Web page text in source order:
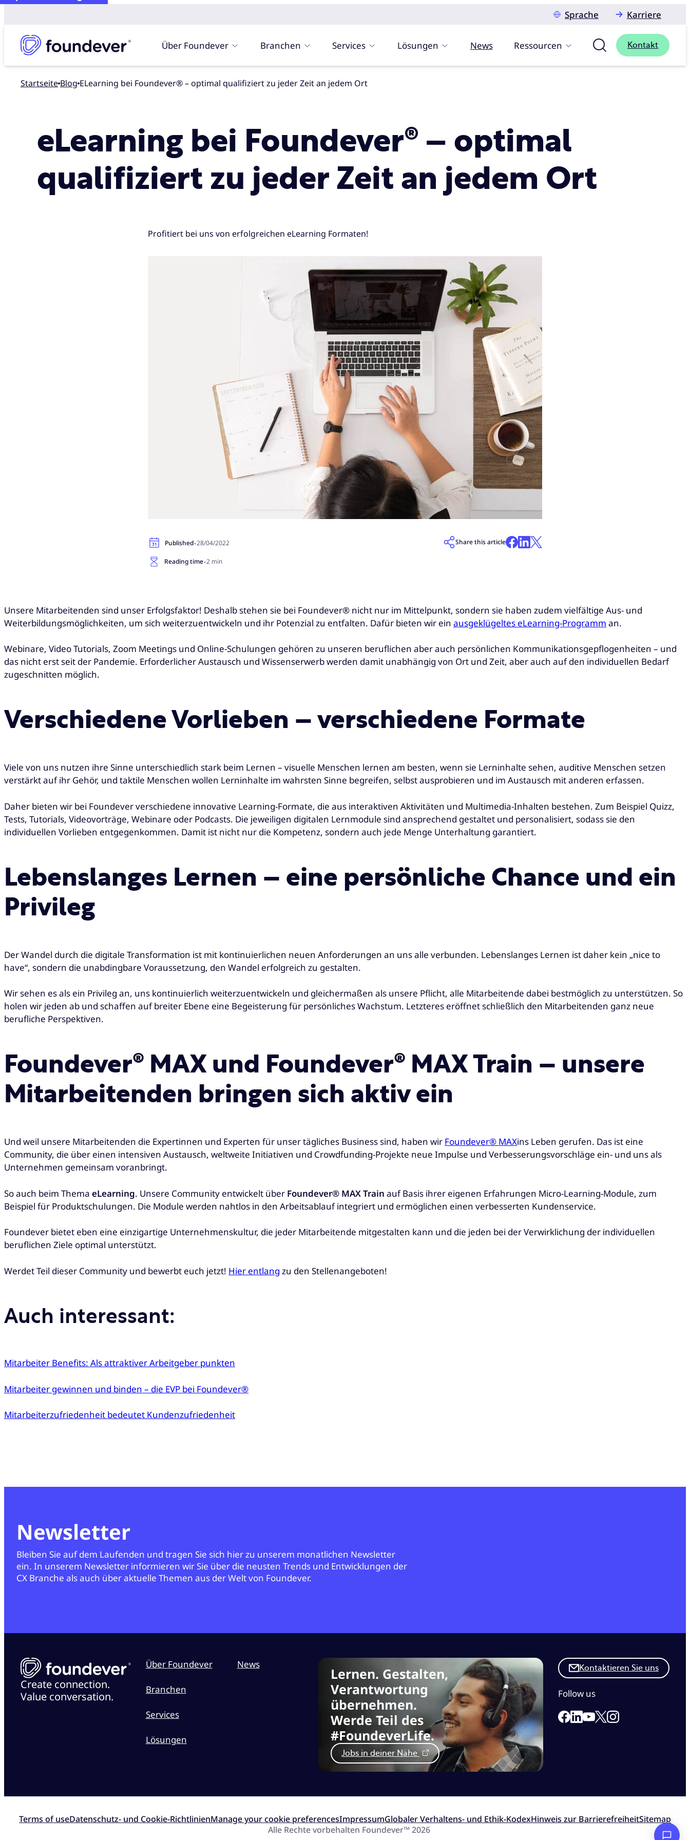
Sprache
Karriere
Über Foundever Branchen Services Lösungen News Ressourcen Kontakt
Startseite blog eLearning bei Foundever® – optimal qualifiziert zu jeder Zeit an jedem Ort
eLearning bei Foundever® – optimal
qualifiziert zu jeder Zeit an jedem Ort
Profitiert bei uns von erfolgreichen eLearning Formaten!
Published·28/04/2022
Reading time·2 min
Share this article
Unsere Mitarbeitenden sind unser Erfolgsfaktor! Deshalb stehen sie bei Foundever® nicht nur im Mittelpunkt, sondern sie haben zudem vielfältige Aus- und
Weiterbildungsmöglichkeiten, um sich weiterzuentwickeln und ihr Potenzial zu entfalten. Dafür bieten wir ein ausgeklügeltes eLearning-Programm an.
Webinare, Video Tutorials, Zoom Meetings und Online-Schulungen gehören zu unseren beruflichen aber auch persönlichen Kommunikationsgepflogenheiten – und
das nicht erst seit der Pandemie. Erforderlicher Austausch und Wissenserwerb werden damit unabhängig von Ort und Zeit, aber auch auf den individuellen Bedarf
zugeschnitten möglich.
Verschiedene Vorlieben – verschiedene Formate
Viele von uns nutzen ihre Sinne unterschiedlich stark beim Lernen – visuelle Menschen lernen am besten, wenn sie Lerninhalte sehen, auditive Menschen setzen
verstärkt auf ihr Gehör, und taktile Menschen wollen Lerninhalte im wahrsten Sinne begreifen, selbst ausprobieren und im Austausch mit anderen erfassen.
Daher bieten wir bei Foundever verschiedene innovative Learning-Formate, die aus interaktiven Aktivitäten und Multimedia-Inhalten bestehen. Zum Beispiel Quizz,
Tests, Tutorials, Videovorträge, Webinare oder Podcasts. Die jeweiligen digitalen Lernmodule sind ansprechend gestaltet und personalisiert, sodass sie den
individuellen Vorlieben entgegenkommen. Damit ist nicht nur die Kompetenz, sondern auch jede Menge Unterhaltung garantiert.
Lebenslanges Lernen – eine persönliche Chance und ein
Privileg
Der Wandel durch die digitale Transformation ist mit kontinuierlichen neuen Anforderungen an uns alle verbunden. Lebenslanges Lernen ist daher kein „nice to
have“, sondern die unabdingbare Voraussetzung, den Wandel erfolgreich zu gestalten.
Wir sehen es als ein Privileg an, uns kontinuierlich weiterzuentwickeln und gleichermaßen als unsere Pflicht, alle Mitarbeitende dabei bestmöglich zu unterstützen. So
holen wir jeden ab und schaffen auf breiter Ebene eine Begeisterung für persönliches Wachstum. Letzteres eröffnet schließlich den Mitarbeitenden ganz neue
berufliche Perspektiven.
Foundever® MAX und Foundever® MAX Train – unsere
Mitarbeitenden bringen sich aktiv ein
Und weil unsere Mitarbeitenden die Expertinnen und Experten für unser tägliches Business sind, haben wir Foundever® MAXins Leben gerufen. Das ist eine
Community, die über einen intensiven Austausch, weltweite Initiativen und Crowdfunding-Projekte neue Impulse und Verbesserungsvorschläge ein- und uns als
Unternehmen gemeinsam voranbringt.
So auch beim Thema eLearning. Unsere Community entwickelt über Foundever® MAX Train auf Basis ihrer eigenen Erfahrungen Micro-Learning-Module, zum
Beispiel für Produktschulungen. Die Module werden nahtlos in den Arbeitsablauf integriert und ermöglichen einen verbesserten Kundenservice.
Foundever bietet eben eine einzigartige Unternehmenskultur, die jeder Mitarbeitende mitgestalten kann und die jeden bei der Verwirklichung der individuellen
beruflichen Ziele optimal unterstützt.
Werdet Teil dieser Community und bewerbt euch jetzt! Hier entlang zu den Stellenangeboten!
Auch interessant:
Mitarbeiter Benefits: Als attraktiver Arbeitgeber punkten
Mitarbeiter gewinnen und binden – die EVP bei Foundever®
Mitarbeiterzufriedenheit bedeutet Kundenzufriedenheit
Newsletter
Bleiben Sie auf dem Laufenden und tragen Sie sich hier zu unserem monatlichen Newsletter
ein. In unserem Newsletter informieren wir Sie über die neusten Trends und Entwicklungen der
CX Branche als auch über aktuelle Themen aus der Welt von Foundever.
Create connection.
Value conversation.
Über Foundever
Branchen
Services
Lösungen
News
Lernen. Gestalten,
Verantwortung
übernehmen.
Werde Teil des
#FoundeverLife.
Jobs in deiner Nähe
Kontaktieren Sie uns
Follow us
Link to our Facebook page
Link to our Linkedin page
Link to our Youtube page
Link to our X page
Link to our
Terms of useDatenschutz- und Cookie-RichtlinienManage your cookie preferencesImpressumGlobaler Verhaltens- und Ethik-KodexHinweis zur BarrierefreiheitSitemap
Alle Rechte vorbehalten Foundever™ 2026